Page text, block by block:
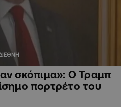
σκόπιμα»: Ο Τραμπ
πορτρέτο του